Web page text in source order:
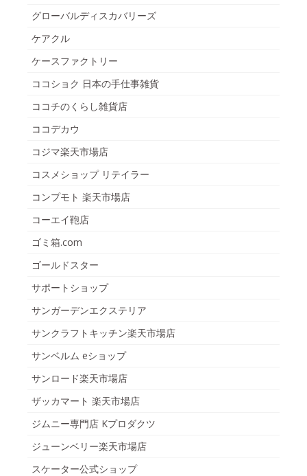
グローバルディスカバリーズ
ケアクル
ケースファクトリー
ココショク 日本の手仕事雑貨
ココチのくらし雑貨店
ココデカウ
コジマ楽天市場店
コスメショップ リテイラー
コンプモト 楽天市場店
コーエイ鞄店
ゴミ箱.com
ゴールドスター
サポートショップ
サンガーデンエクステリア
サンクラフトキッチン楽天市場店
サンベルム eショップ
サンロード楽天市場店
ザッカマート 楽天市場店
ジムニー専門店 Kプロダクツ
ジューンベリー楽天市場店
スケーター公式ショップ